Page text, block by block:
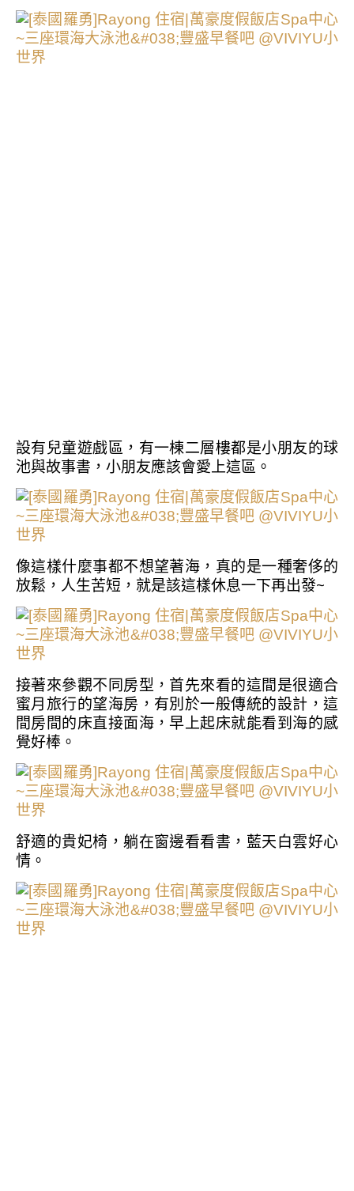
設有兒童遊戲區，有一棟二層樓都是小朋友的球
池與故事書，小朋友應該會愛上這區。
像這樣什麼事都不想望著海，真的是一種奢侈的
放鬆，人生苦短，就是該這樣休息一下再出發~
接著來參觀不同房型，首先來看的這間是很適合
蜜月旅行的望海房，有別於一般傳統的設計，這
間房間的床直接面海，早上起床就能看到海的感
覺好棒。
舒適的貴妃椅，躺在窗邊看看書，藍天白雲好心
情。